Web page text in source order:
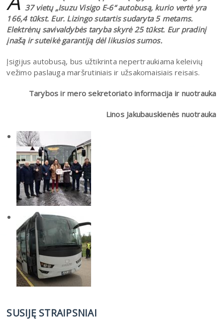
37 vietų „Isuzu Visigo E-6“ autobusą, kurio vertė yra
166,4 tūkst. Eur. Lizingo sutartis sudaryta 5 metams.
Elektrėnų savivaldybės taryba skyrė 25 tūkst. Eur pradinį
įnašą ir suteikė garantiją dėl likusios sumos.
Įsigijus autobusą, bus užtikrinta nepertraukiama keleivių
vežimo paslauga maršrutiniais ir užsakomaisiais reisais.
Tarybos ir mero sekretoriato informacija ir nuotrauka
Linos Jakubauskienės nuotrauka
SUSIJĘ STRAIPSNIAI